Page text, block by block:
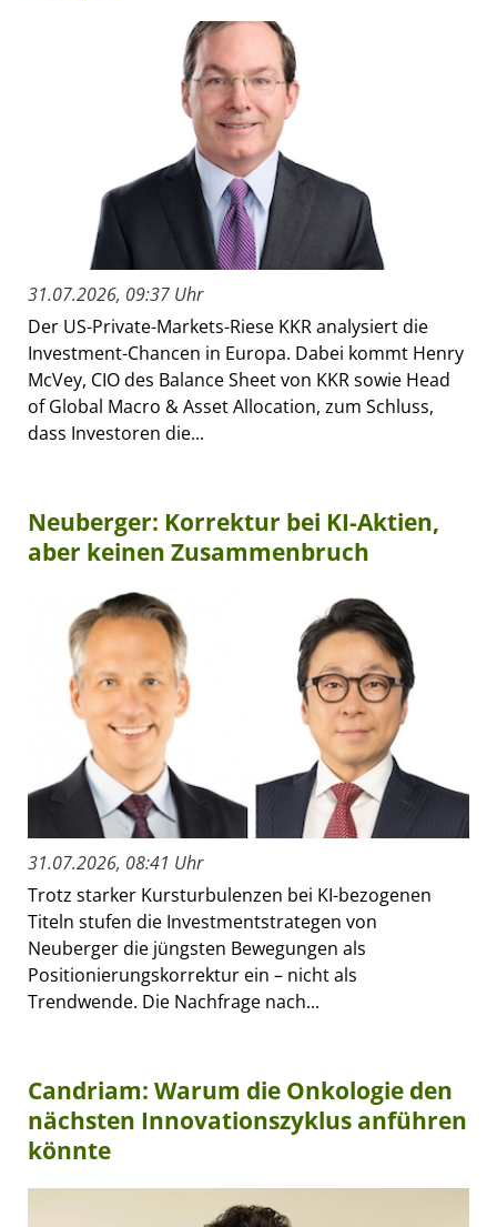
31.07.2026, 09:37 Uhr
Der US-Private-Markets-Riese KKR analysiert die
Investment-Chancen in Europa. Dabei kommt Henry
McVey, CIO des Balance Sheet von KKR sowie Head
of Global Macro & Asset Allocation, zum Schluss,
dass Investoren die...
Neuberger: Korrektur bei KI-Aktien,
aber keinen Zusammenbruch
31.07.2026, 08:41 Uhr
Trotz starker Kursturbulenzen bei KI-bezogenen
Titeln stufen die Investmentstrategen von
Neuberger die jüngsten Bewegungen als
Positionierungskorrektur ein – nicht als
Trendwende. Die Nachfrage nach...
Candriam: Warum die Onkologie den
nächsten Innovationszyklus anführen
könnte